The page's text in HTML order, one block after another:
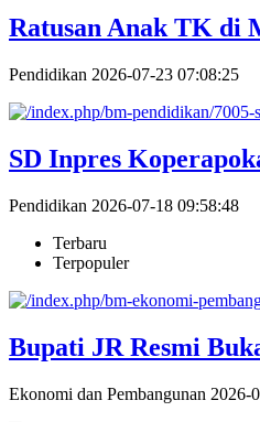
Ratusan Anak TK di
Pendidikan 2026-07-23 07:08:25
SD Inpres
Pendidikan 2026-07-18 09:58:48
Terbaru
Terpopuler
Bupati JR Resmi
Ekonomi dan Pembangunan 2026-